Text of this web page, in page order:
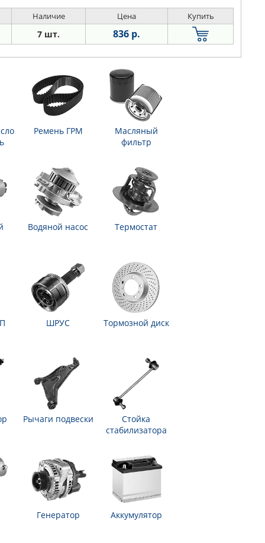
Наличие Цена Купить
7 шт. 836 р.
Ремень ГРМ
Масляный
фильтр
Водяной насос Термостат
ШРУС Тормозной диск
Рычаги подвески
Стойка
стабилизатора
Генератор Аккумулятор